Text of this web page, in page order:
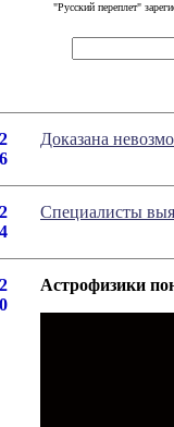
"Русский переплет"
Доказана
Специалисты
Астрофизики